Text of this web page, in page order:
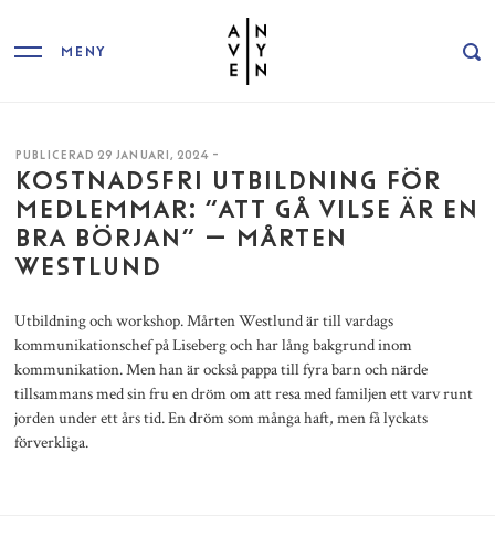
MENY
PUBLICERAD 29 JANUARI, 2024 -
KOSTNADSFRI UTBILDNING FÖR
MEDLEMMAR: “ATT GÅ VILSE ÄR EN
BRA BÖRJAN” – MÅRTEN
WESTLUND
Utbildning och workshop. Mårten Westlund är till vardags
kommunikationschef på Liseberg och har lång bakgrund inom
kommunikation. Men han är också pappa till fyra barn och närde
tillsammans med sin fru en dröm om att resa med familjen ett varv runt
jorden under ett års tid. En dröm som många haft, men få lyckats
förverkliga.